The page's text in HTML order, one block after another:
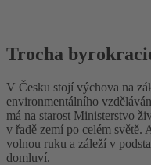
Trocha
V Česku stojí výchova na
environmentálního
má na starost Ministerstvo
v řadě zemí po celém světě.
volnou ruku a záleží v
domluví.